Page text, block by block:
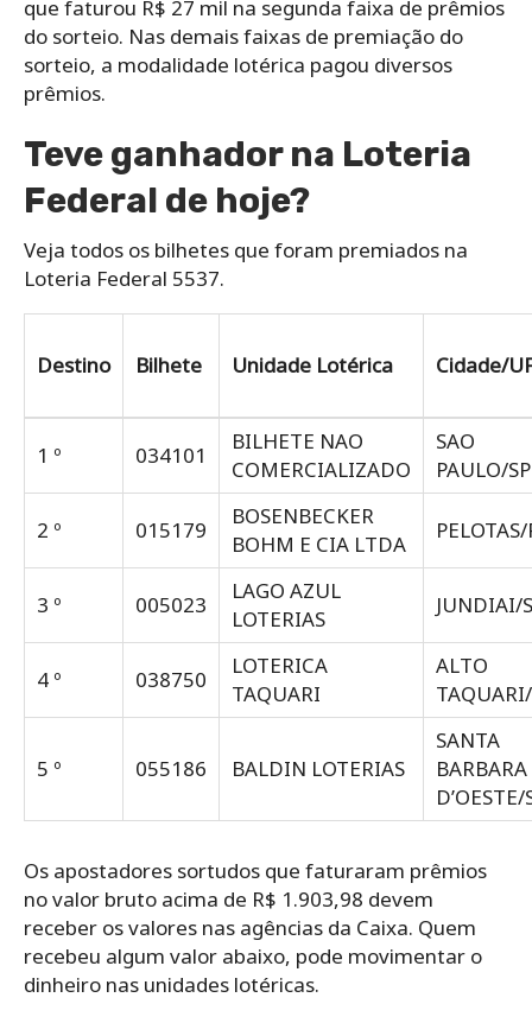
que faturou R$ 27 mil na segunda faixa de prêmios
do sorteio. Nas demais faixas de premiação do
sorteio, a modalidade lotérica pagou diversos
prêmios.
Teve ganhador na Loteria
Federal de hoje?
Veja todos os bilhetes que foram premiados na
Loteria Federal 5537.
Destino Bilhete Unidade Lotérica Cidade/
1 º 034101
BILHETE NAO
COMERCIALIZADO
SAO
PAULO/SP
2 º 015179
BOSENBECKER
BOHM E CIA LTDA
PELOTAS/
3 º 005023
LAGO AZUL
LOTERIAS
JUNDIAI/
4 º 038750
LOTERICA
TAQUARI
ALTO
5 º 055186 BALDIN LOTERIAS
SANTA
BARBARA
D’OESTE/
Os apostadores sortudos que faturaram prêmios
no valor bruto acima de R$ 1.903,98 devem
receber os valores nas agências da Caixa. Quem
recebeu algum valor abaixo, pode movimentar o
dinheiro nas unidades lotéricas.